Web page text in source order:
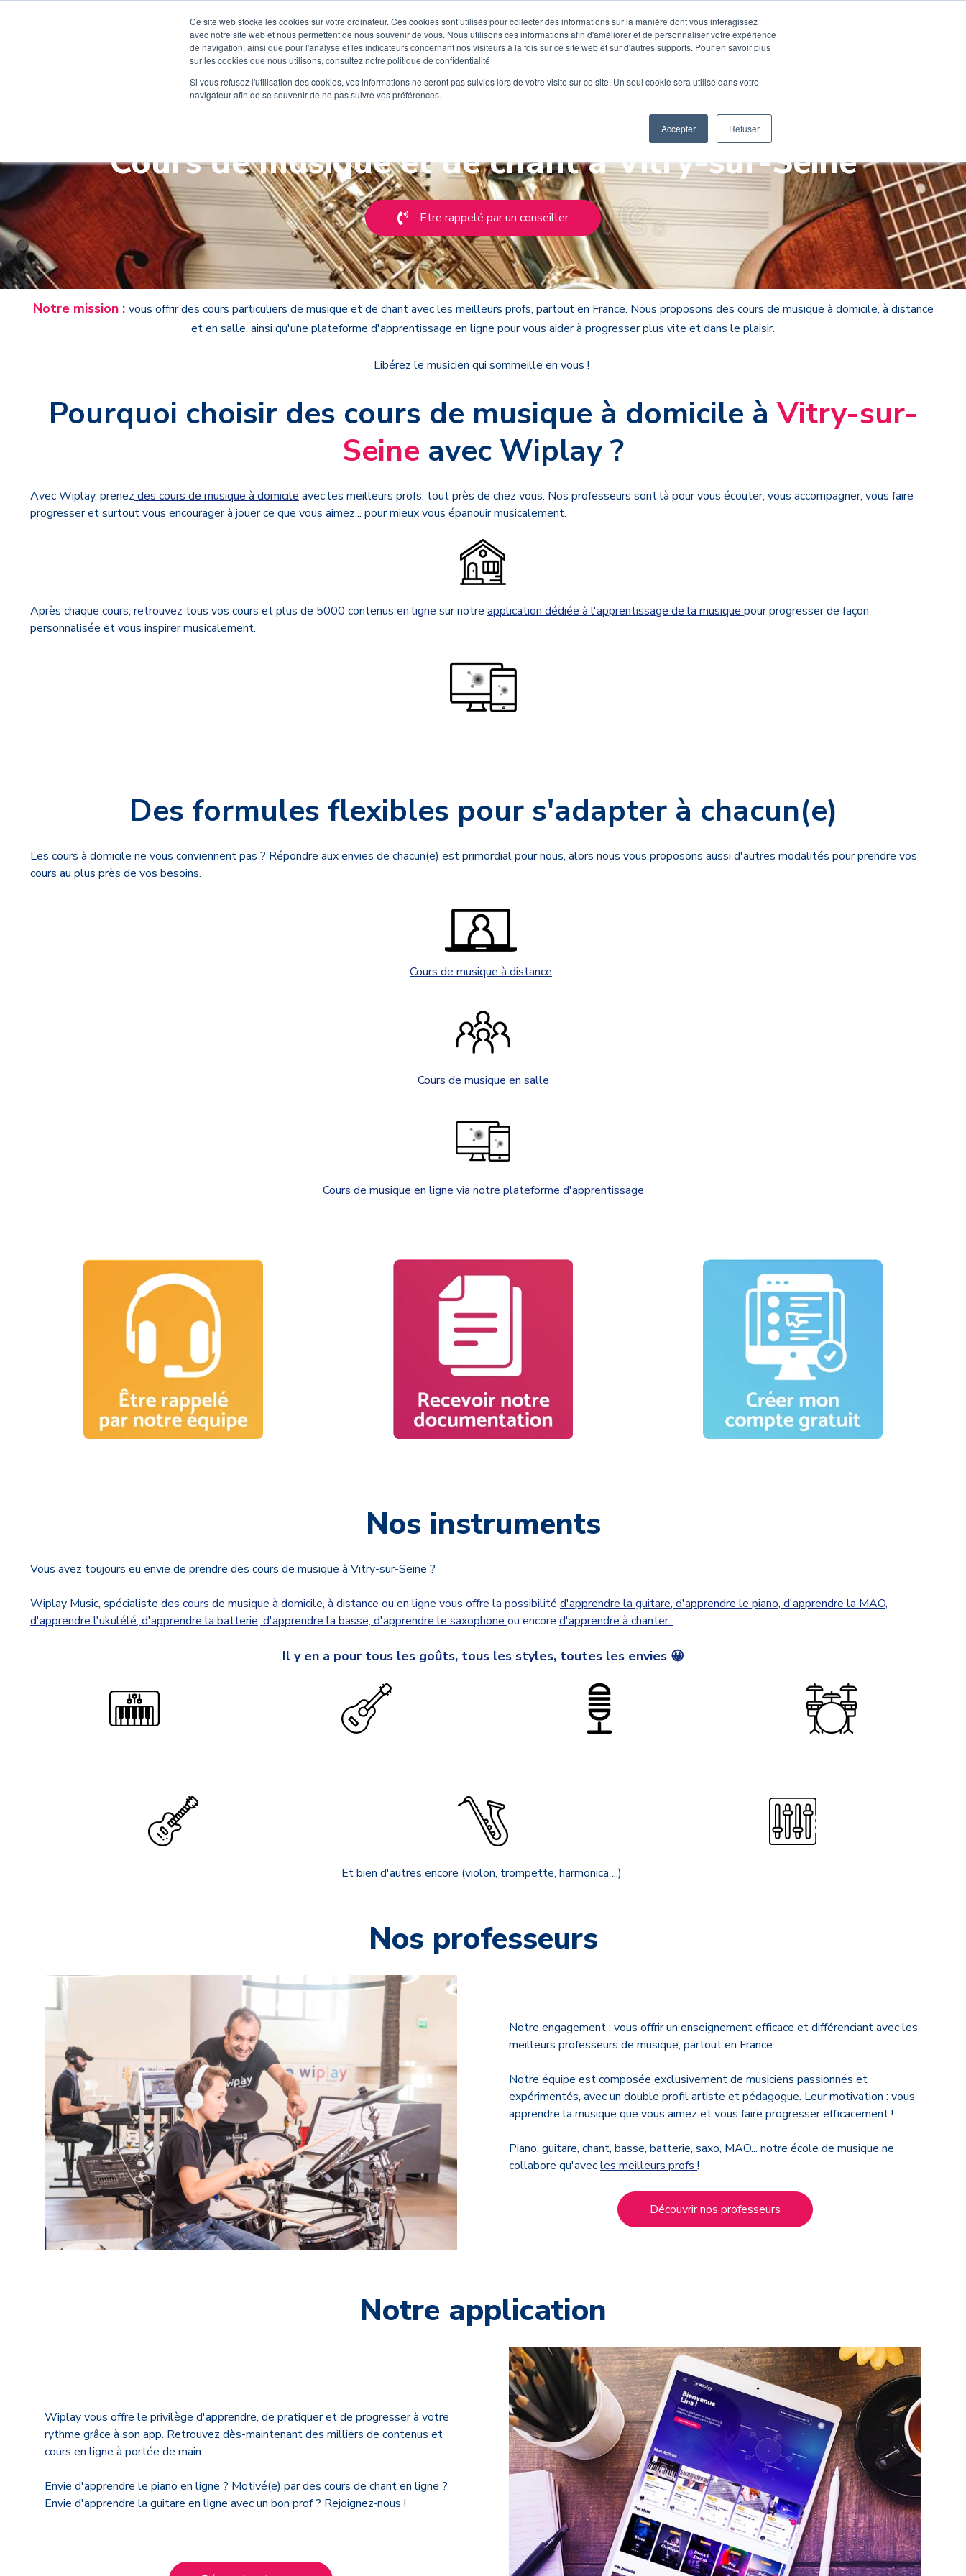
Ce site web stocke les cookies sur votre ordinateur. Ces cookies sont utilisés pour collecter des informations sur la manière dont vous interagissez
avec notre site web et nous permettent de nous souvenir de vous. Nous utilisons ces informations afin d'améliorer et de personnaliser votre expérience
de navigation, ainsi que pour l'analyse et les indicateurs concernant nos visiteurs à la fois sur ce site web et sur d'autres supports. Pour en savoir plus
sur les cookies que nous utilisons, consultez notre politique de confidentialité
Si vous refusez l'utilisation des cookies, vos informations ne seront pas suivies lors de votre visite sur ce site. Un seul cookie sera utilisé dans votre
navigateur afin de se souvenir de ne pas suivre vos préférences.
Accepter Refuser
Rentrée 2026
Cours de musique et de chant à Vitry-sur-Seine
Etre rappelé par un conseiller
Notre mission : vous offrir des cours particuliers de musique et de chant avec les meilleurs profs, partout en France. Nous proposons des cours de musique à domicile, à distance
et en salle, ainsi qu'une plateforme d'apprentissage en ligne pour vous aider à progresser plus vite et dans le plaisir.
Libérez le musicien qui sommeille en vous !
Pourquoi choisir des cours de musique à domicile àVitry-sur-
Seine avec Wiplay ?
Avec Wiplay, prenez des cours de musique à domicile avec les meilleurs profs, tout près de chez vous. Nos professeurs sont là pour vous écouter, vous accompagner, vous faire
progresser et surtout vous encourager à jouer ce que vous aimez... pour mieux vous épanouir musicalement.
Après chaque cours, retrouvez tous vos cours et plus de 5000 contenus en ligne sur notre application dédiée à l'apprentissage de la musique pour progresser de façon
personnalisée et vous inspirer musicalement.
Des formules flexibles pour s'adapter à chacun(e)
Les cours à domicile ne vous conviennent pas ? Répondre aux envies de chacun(e) est primordial pour nous, alors nous vous proposons aussi d'autres modalités pour prendre vos
cours au plus près de vos besoins.
Cours de musique à distance
Cours de musique en salle
Cours de musique en ligne via notre plateforme d'apprentissage
Nos instruments
Vous avez toujours eu envie de prendre des cours de musique à Vitry-sur-Seine ?
Wiplay Music, spécialiste des cours de musique à domicile, à distance ou en ligne vous offre la possibilité d'apprendre la guitare, d'apprendre le piano, d'apprendre la MAO,
d'apprendre l'ukulélé, d'apprendre la batterie, d'apprendre la basse, d'apprendre le saxophone ou encore d'apprendre à chanter.
Il y en a pour tous les goûts, tous les styles, toutes les envies 😀
Et bien d'autres encore (violon, trompette, harmonica ...)
Nos professeurs
Notre engagement :vous offrir un enseignement efficace et différenciant avec les
meilleurs professeurs de musique, partout en France.
Notre équipe est composée exclusivement de musiciens passionnés et
expérimentés, avec un double profil artiste et pédagogue. Leur motivation : vous
apprendre la musique que vous aimez et vous faire progresser efficacement !
Piano, guitare, chant, basse, batterie, saxo, MAO... notre école de musique ne
collabore qu'avecles meilleurs profs!
Découvrir nos professeurs
Notre application
Wiplay vous offre le privilège d'apprendre, de pratiquer et de progresser à votre
rythme grâce à son app. Retrouvez dès-maintenant des milliers de contenus et
cours en ligne à portée de main.
Envie d'apprendre le piano en ligne ? Motivé(e) par des cours de chant en ligne ?
Envie d'apprendre la guitare en ligne avec un bon prof ? Rejoignez-nous !